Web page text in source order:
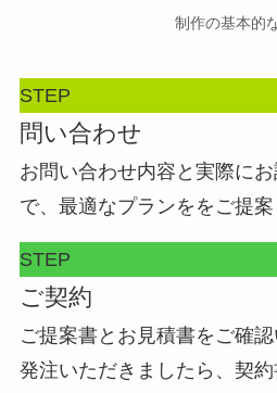
制作の基本的
STEP
問い合わせ
お問い合わせ内容と実際に
で、最適なプランををご提案
STEP
ご契約
ご提案書とお見積書をご確
発注いただきましたら、契